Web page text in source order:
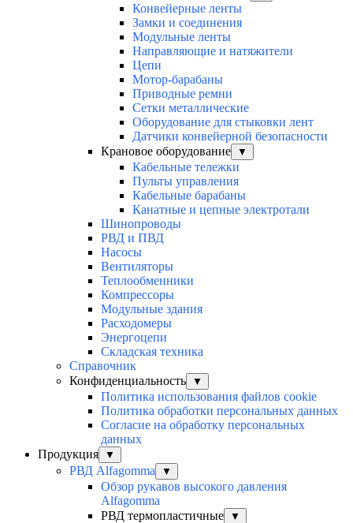
Конвейерные ленты
Замки и соединения
Модульные ленты
Направляющие и натяжители
Цепи
Мотор-барабаны
Приводные ремни
Сетки металлические
Оборудование для стыковки лент
Датчики конвейерной безопасности
Крановое оборудование
▼
Кабельные тележки
Пульты управления
Кабельные барабаны
Канатные и цепные электротали
Шинопроводы
РВД и ПВД
Насосы
Вентиляторы
Теплообменники
Компрессоры
Модульные здания
Расходомеры
Энергоцепи
Складская техника
Справочник
Конфиденциальность
▼
Политика использования файлов cookie
Политика обработки персональных данных
Согласие на обработку персональных
данных
Продукция
▼
РВД Alfagomma ▼
Обзор рукавов высокого давления
Alfagomma
РВД термопластичные
▼